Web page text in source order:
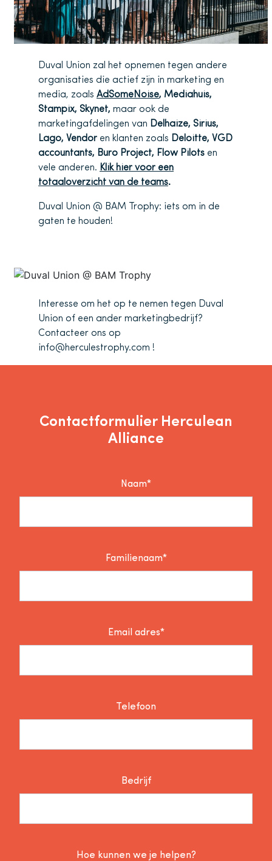
Duval Union zal het opnemen tegen andere
organisaties die actief zijn in marketing en
media, zoals AdSomeNoise, Mediahuis,
Stampix, Skynet, maar ook de
marketingafdelingen van Delhaize, Sirius,
Lago, Vendor en klanten zoals Deloitte, VGD
accountants, Buro Project, Flow Pilots en
vele anderen. Klik hier voor een
totaaloverzicht van de teams.
Duval Union @ BAM Trophy: iets om in de
gaten te houden!
Interesse om het op te nemen tegen Duval
Union of een ander marketingbedrijf?
Contacteer ons op
info@herculestrophy.com !
Contactformulier Herculean
Alliance
Naam*
Familienaam*
Email adres*
Telefoon
Bedrijf
Hoe kunnen we je helpen?